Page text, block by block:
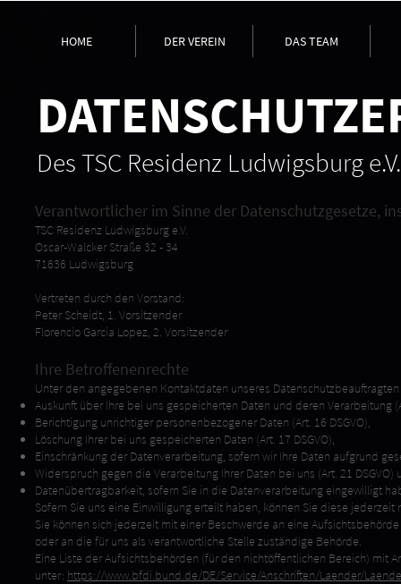
HOME DER VEREIN DAS TEAM
Des TSC Residenz Ludwigsburg e.V.
Verantwortlicher im Sinne der Datenschutzgesetze,
TSC Residenz Ludwigsburg e.V.
Oscar-Walcker Straße 32 - 34
71636 Ludwigsburg
Vertreten durch den Vorstand:
Peter Scheidt, 1. Vorsitzender
Florencio Garcia Lopez, 2. Vorsitzender
Ihre Betroffenenrechte
Unter den angegebenen Kontaktdaten unseres
Auskunft über Ihre bei uns gespeicherten Daten und deren Verarbeitung
Berichtigung unrichtiger personenbezogener Daten (Art. 16 DSGVO),
Löschung Ihrer bei uns gespeicherten Daten (Art. 17 DSGVO),
Einschränkung der Datenverarbeitung, sofern wir Ihre Daten aufgrund
Widerspruch gegen die Verarbeitung Ihrer Daten bei uns (Art. 21 DSGVO)
Datenübertragbarkeit, sofern Sie in die Datenverarbeitung eingewilligt
Sofern Sie uns eine Einwilligung erteilt haben, können Sie diese
Sie können sich jederzeit mit einer Beschwerde an eine
oder an die für uns als verantwortliche Stelle zuständige Behörde.
Eine Liste der Aufsichtsbehörden (für den nichtöffentlichen Bereich) mit
unter: https://www.bfdi.bund.de/DE/Service/Anschriften/Laender/